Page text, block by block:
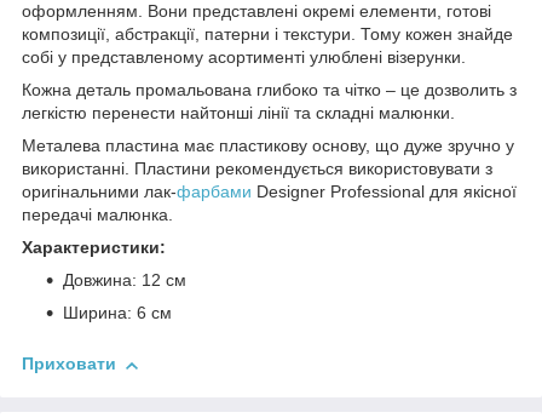
оформленням. Вони представлені окремі елементи, готові
композиції, абстракції, патерни і текстури. Тому кожен знайде
собі у представленому асортименті улюблені візерунки.
Кожна деталь промальована глибоко та чітко – це дозволить з
легкістю перенести найтонші лінії та складні малюнки.
Металева пластина має пластикову основу, що дуже зручно у
використанні. Пластини рекомендується використовувати з
оригінальними лак-фарбами Designer Professional для якісної
передачі малюнка.
Характеристики:
Довжина: 12 см
Ширина: 6 см
Приховати